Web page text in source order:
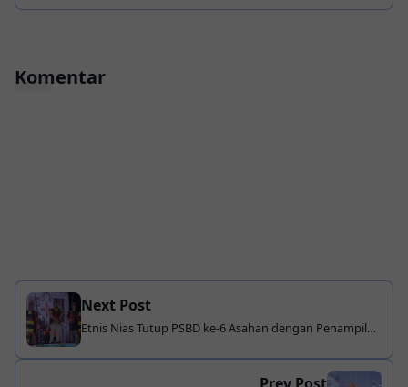
Komentar
Next Post
Etnis Nias Tutup PSBD ke-6 Asahan dengan Penampilan